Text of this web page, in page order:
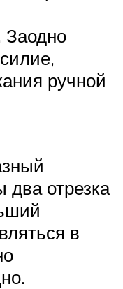
ручной
отрезка
в